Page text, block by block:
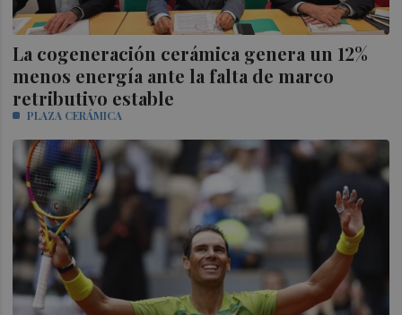
La cogeneración cerámica genera un 12%
menos energía ante la falta de marco
retributivo estable
PLAZA CERÁMICA